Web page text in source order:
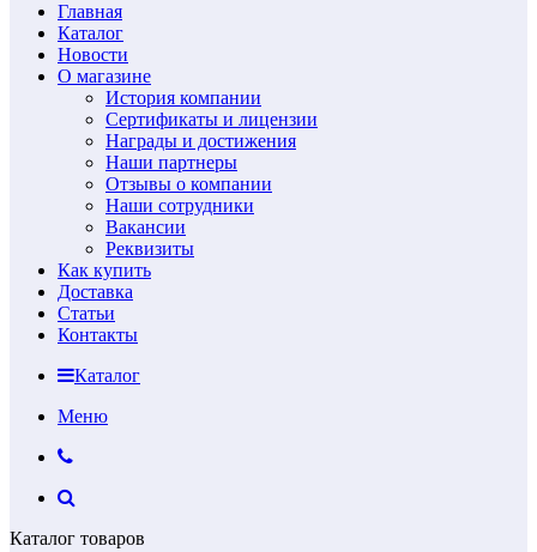
Главная
Каталог
Новости
О магазине
История компании
Сертификаты и лицензии
Награды и достижения
Наши партнеры
Отзывы о компании
Наши сотрудники
Вакансии
Реквизиты
Как купить
Доставка
Статьи
Контакты
Каталог
Меню
Каталог товаров